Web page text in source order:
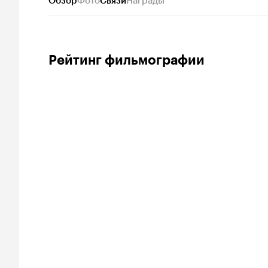
Рейтинг фильмографии